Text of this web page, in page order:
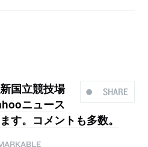
SHARE
国立競技場
ニュース
す。コメントも多数。